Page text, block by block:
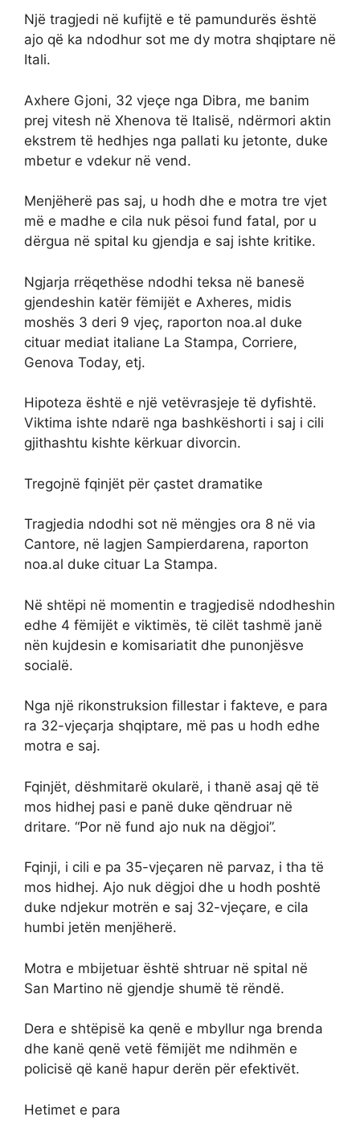
Një tragjedi në kufijtë e të pamundurës është
ajo që ka ndodhur sot me dy motra shqiptare në
Itali.
Axhere Gjoni, 32 vjeçe nga Dibra, me banim
prej vitesh në Xhenova të Italisë, ndërmori aktin
ekstrem të hedhjes nga pallati ku jetonte, duke
mbetur e vdekur në vend.
Menjëherë pas saj, u hodh dhe e motra tre vjet
më e madhe e cila nuk pësoi fund fatal, por u
dërgua në spital ku gjendja e saj ishte kritike.
Ngjarja rrëqethëse ndodhi teksa në banesë
gjendeshin katër fëmijët e Axheres, midis
moshës 3 deri 9 vjeç, raporton noa.al duke
cituar mediat italiane La Stampa, Corriere,
Genova Today, etj.
Hipoteza është e një vetëvrasjeje të dyfishtë.
Viktima ishte ndarë nga bashkëshorti i saj i cili
gjithashtu kishte kërkuar divorcin.
Tregojnë fqinjët për çastet dramatike
Tragjedia ndodhi sot në mëngjes ora 8 në via
Cantore, në lagjen Sampierdarena, raporton
noa.al duke cituar La Stampa.
Në shtëpi në momentin e tragjedisë ndodheshin
edhe 4 fëmijët e viktimës, të cilët tashmë janë
nën kujdesin e komisariatit dhe punonjësve
socialë.
Nga një rikonstruksion fillestar i fakteve, e para
ra 32-vjeçarja shqiptare, më pas u hodh edhe
motra e saj.
Fqinjët, dëshmitarë okularë, i thanë asaj që të
mos hidhej pasi e panë duke qëndruar në
dritare. “Por në fund ajo nuk na dëgjoi”.
Fqinji, i cili e pa 35-vjeçaren në parvaz, i tha të
mos hidhej. Ajo nuk dëgjoi dhe u hodh poshtë
duke ndjekur motrën e saj 32-vjeçare, e cila
humbi jetën menjëherë.
Motra e mbijetuar është shtruar në spital në
San Martino në gjendje shumë të rëndë.
Dera e shtëpisë ka qenë e mbyllur nga brenda
dhe kanë qenë vetë fëmijët me ndihmën e
policisë që kanë hapur derën për efektivët.
Hetimet e para